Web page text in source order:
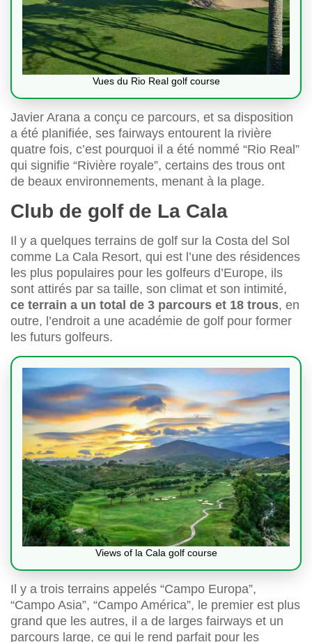
Vues du Rio Real golf course
Javier Arana a conçu ce parcours, et sa disposition
a été planifiée, ses fairways entourent la rivière
quatre fois, c’est pourquoi il a été nommé “Rio Real”
qui signifie “Rivière royale”, certains des trous ont
de beaux environnements, menant à la plage.
Club de golf de La Cala
Il y a quelques terrains de golf sur la Costa del Sol
comme La Cala Resort, qui est l’une des résidences
les plus populaires pour les golfeurs d’Europe, ils
sont attirés par sa taille, son climat et son intimité,
ce terrain a un total de 3 parcours et 18 trous, en
outre, l’endroit a une académie de golf pour former
les futurs golfeurs.
Views of la Cala golf course
Il y a trois terrains appelés “Campo Europa”,
“Campo Asia”, “Campo América”, le premier est plus
grand que les autres, il a de larges fairways et un
parcours large, ce qui le rend parfait pour les